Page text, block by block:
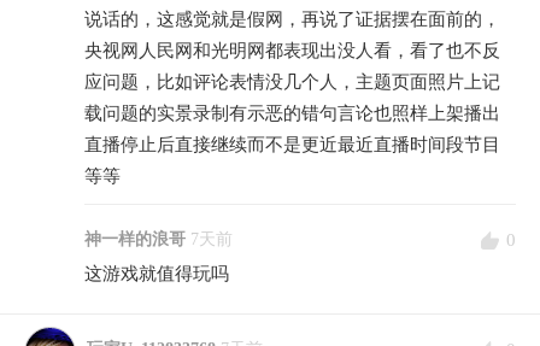
说话的，这感觉就是假网，再说了证据摆在面前的，
央视网人民网和光明网都表现出没人看，看了也不反
应问题，比如评论表情没几个人，主题页面照片上记
载问题的实景录制有示恶的错句言论也照样上架播出
直播停止后直接继续而不是更近最近直播时间段节目
等等
神一样的浪哥 7天前
0
这游戏就值得玩吗